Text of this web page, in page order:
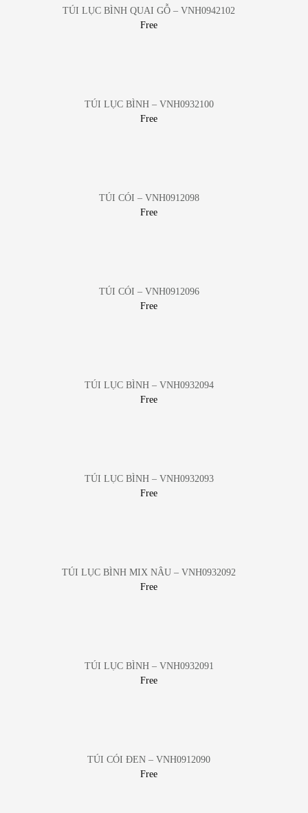
TÚI LỤC BÌNH QUAI GỖ – VNH0942102
Free
TÚI LỤC BÌNH – VNH0932100
Free
TÚI CÓI – VNH0912098
Free
TÚI CÓI – VNH0912096
Free
TÚI LỤC BÌNH – VNH0932094
Free
TÚI LỤC BÌNH – VNH0932093
Free
TÚI LỤC BÌNH MIX NÂU – VNH0932092
Free
TÚI LỤC BÌNH – VNH0932091
Free
TÚI CÓI ĐEN – VNH0912090
Free